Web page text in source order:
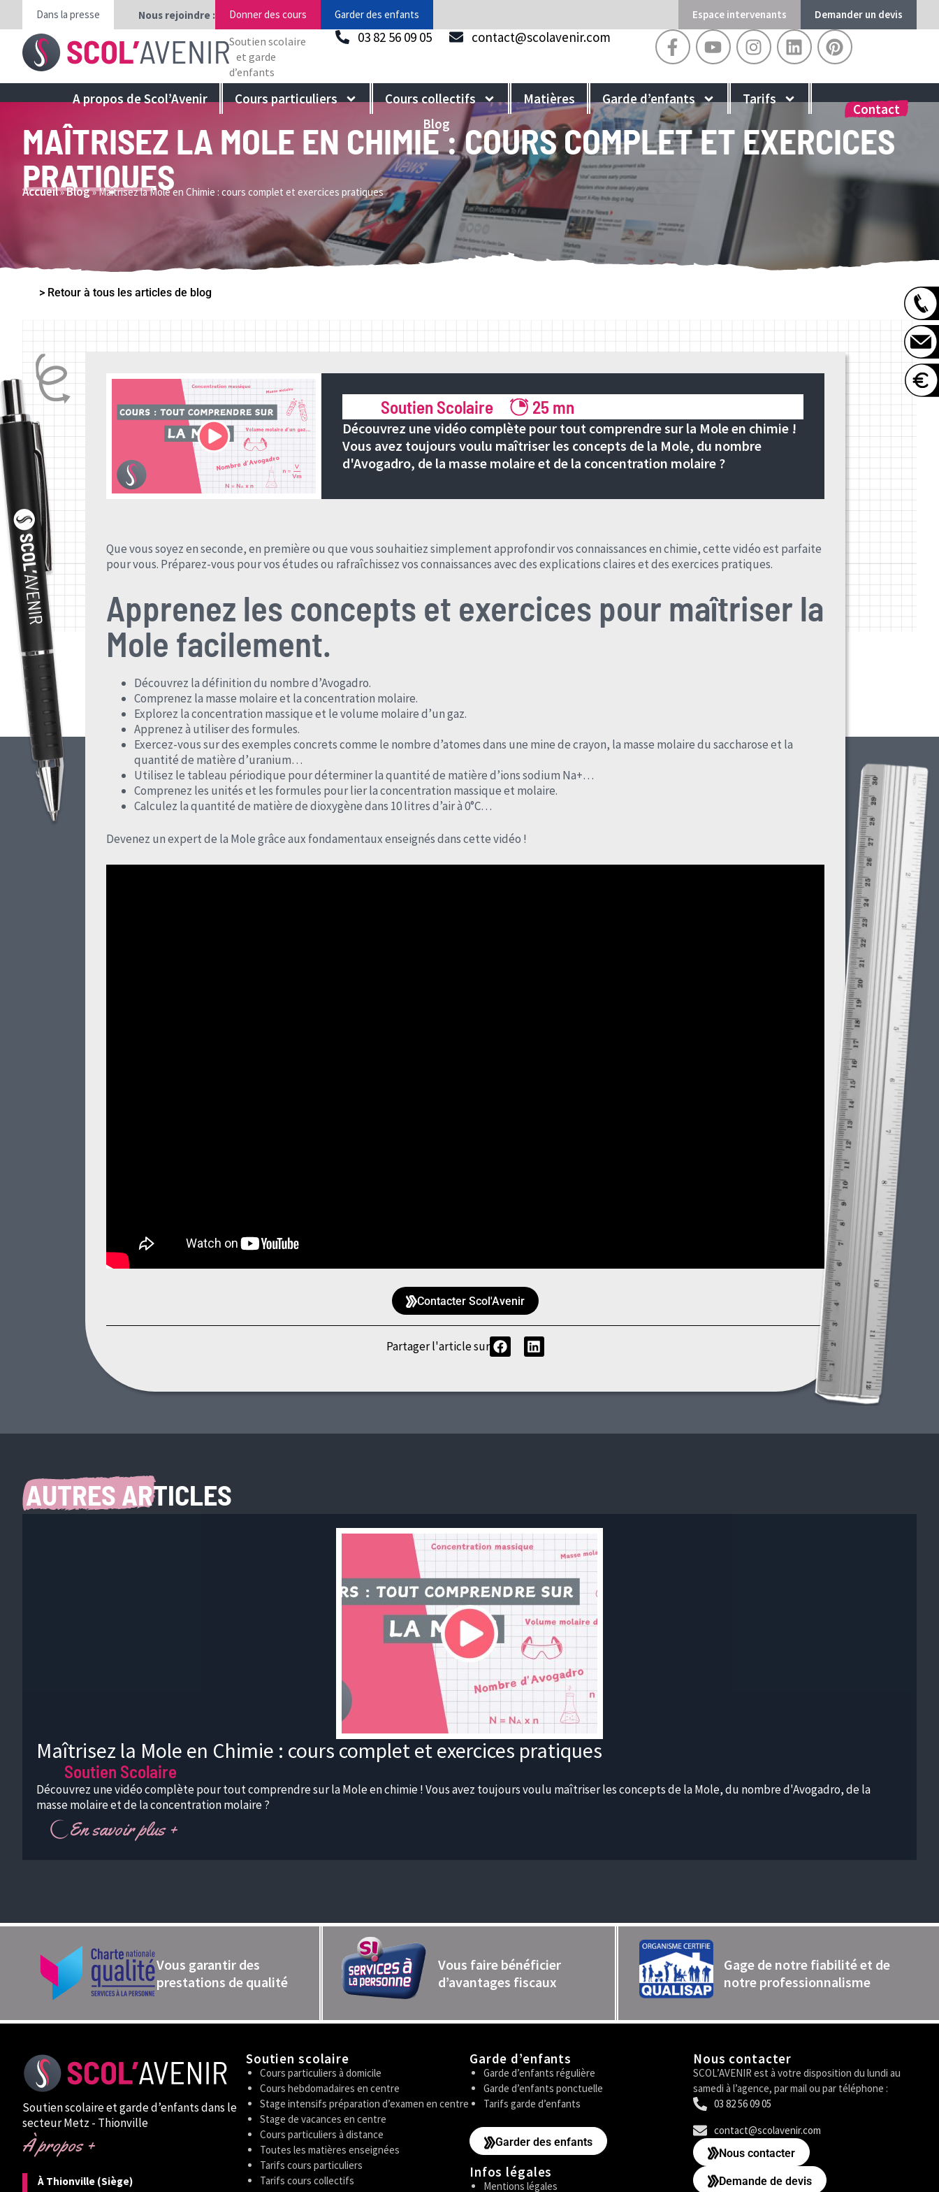
Dans la presse Nous rejoindre : Donner des cours Garder des enfants Espace intervenants Demander un devis
Soutien scolaire
et garde
d’enfants
03 82 56 09 05 contact@scolavenir.com
A propos de Scol’Avenir Cours particuliers Cours collectifs Matières Garde d’enfants
Tarifs
Blog
Contact
MAÎTRISEZ LA MOLE EN CHIMIE : COURS COMPLET ET EXERCICES
PRATIQUES
Accueil»Blog»Maîtrisez la Mole en Chimie : cours complet et exercices pratiques
> Retour à tous les articles de blog
Soutien Scolaire 25 mn
Découvrez une vidéo complète pour tout comprendre sur la Mole en chimie !
Vous avez toujours voulu maîtriser les concepts de la Mole, du nombre
d'Avogadro, de la masse molaire et de la concentration molaire ?
Que vous soyez en seconde, en première ou que vous souhaitiez simplement approfondir vos connaissances en chimie, cette vidéo est parfaite
pour vous. Préparez-vous pour vos études ou rafraîchissez vos connaissances avec des explications claires et des exercices pratiques.
Apprenez les concepts et exercices pour maîtriser la
Mole facilement.
Découvrez la définition du nombre d’Avogadro.
Comprenez la masse molaire et la concentration molaire.
Explorez la concentration massique et le volume molaire d’un gaz.
Apprenez à utiliser des formules.
Exercez-vous sur des exemples concrets comme le nombre d’atomes dans une mine de crayon, la masse molaire du saccharose et la
quantité de matière d’uranium…
Utilisez le tableau périodique pour déterminer la quantité de matière d’ions sodium Na+…
Comprenez les unités et les formules pour lier la concentration massique et molaire.
Calculez la quantité de matière de dioxygène dans 10 litres d’air à 0°C…
Devenez un expert de la Mole grâce aux fondamentaux enseignés dans cette vidéo !
Contacter Scol'Avenir
Partager l'article sur
AUTRES ARTICLES
Maîtrisez la Mole en Chimie : cours complet et exercices pratiques
Soutien Scolaire
Découvrez une vidéo complète pour tout comprendre sur la Mole en chimie ! Vous avez toujours voulu maîtriser les concepts de la Mole, du nombre d'Avogadro, de la
masse molaire et de la concentration molaire ?
En savoir plus +
Vous garantir des
prestations de qualité
Vous faire bénéficier
d’avantages fiscaux
Gage de notre fiabilité et de
notre professionnalisme
Soutien scolaire et garde d’enfants dans le
secteur Metz - Thionville
À propos +
À Thionville (Siège)
Soutien scolaire
Cours particuliers à domicile
Cours hebdomadaires en centre
Stage intensifs préparation d’examen en centre
Stage de vacances en centre
Cours particuliers à distance
Toutes les matières enseignées
Tarifs cours particuliers
Tarifs cours collectifs
Garde d’enfants
Garde d’enfants régulière
Garde d’enfants ponctuelle
Tarifs garde d’enfants
Garder des enfants
Infos légales
Mentions légales
Nous contacter
SCOL’AVENIR est à votre disposition du lundi au
samedi à l’agence, par mail ou par téléphone :
03 82 56 09 05
contact@scolavenir.com
Nous contacter
Demande de devis